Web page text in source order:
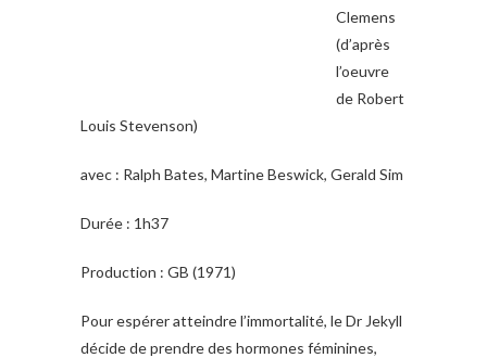
Clemens
(d’après
l’oeuvre
de Robert
Louis Stevenson)
avec : Ralph Bates, Martine Beswick, Gerald Sim
Durée : 1h37
Production : GB (1971)
Pour espérer atteindre l’immortalité, le Dr Jekyll
décide de prendre des hormones féminines,